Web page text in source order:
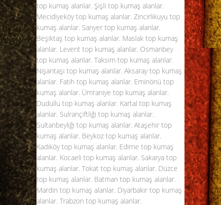
top kumaş alanlar. Şişli top kumaş alanlar.
Mecidiyeköy top kumaş alanlar. Zincirlikuyu top
kumaş alanlar. Sarıyer top kumaş alanlar.
Beşiktaş top kumaş alanlar. Maslak top kumaş
alanlar. Levent top kumaş alanlar. Osmanbey
top kumaş alanlar. Taksim top kumaş alanlar.
Nişantaşı top kumaş alanlar. Aksaray top kumaş
alanlar. Fatih top kumaş alanlar. Eminönü top
kumaş alanlar. Ümraniye top kumaş alanlar.
Dudullu top kumaş alanlar. Kartal top kumaş
alanlar. Sulrançiftliği top kumaş alanlar.
Sultanbeyliği top kumaş alanlar. Ataşehir top
kumaş alanlar. Beykoz top kumaş alanlar.
Kadıköy top kumaş alanlar. Edirne top kumaş
alanlar. Kocaeli top kumaş alanlar. Sakarya top
kumaş alanlar. Tokat top kumaş alanlar. Düzce
top kumaş alanlar. Batman top kumaş alanlar.
Mardin top kumaş alanlar. Diyarbakır top kumaş
alanlar. Trabzon top kumaş alanlar.